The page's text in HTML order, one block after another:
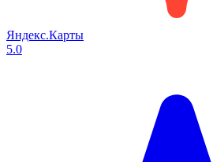
Яндекс.Карты
5.0